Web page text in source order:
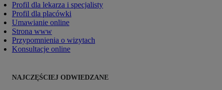
Profil dla lekarza i specjalisty
Profil dla placówki
Umawianie online
Strona www
Przypomnienia o wizytach
Konsultacje online
NAJCZĘŚCIEJ ODWIEDZANE